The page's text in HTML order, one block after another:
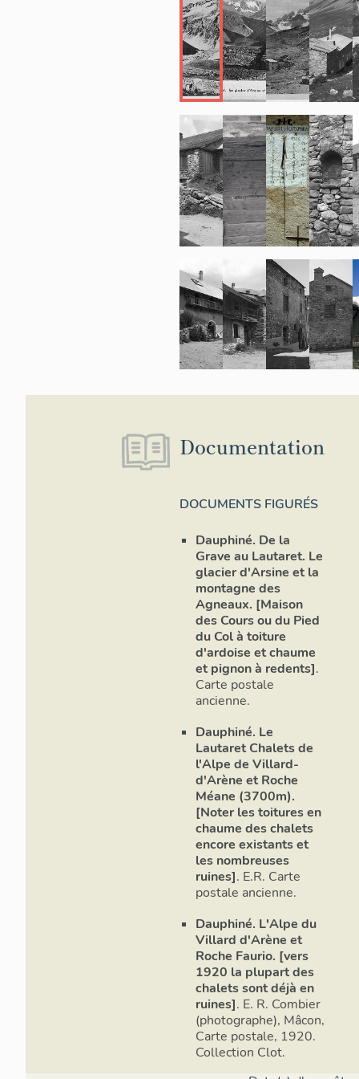
voûtements
les piliers
deuxième
des
Empire
ont des
l'autre côté
Au Villar-
fréquentes
ménagères"
maison,
notices
).
Les
d'autres
début du
refaites en
se
Durance.
sur les
Situation
confluence
Les
Le Pied du
au
d'Arène
lesquels on
pastoraux
Files de
façades
Quelques
Une
de boisson.
Maisons à
commune
Documentation
DOCUMENTS FIGURÉS
Dauphiné. De la
Grave au Lautaret. Le
glacier d'Arsine et la
montagne des
Agneaux. [Maison
des Cours ou du Pied
du Col à toiture
d'ardoise et chaume
et pignon à redents].
Carte postale
ancienne.
Dauphiné. Le
Lautaret Chalets de
l'Alpe de Villard-
d'Arène et Roche
Méane (3700m).
[Noter les toitures en
chaume des chalets
encore existants et
les nombreuses
ruines]. E.R. Carte
postale ancienne.
Dauphiné. L'Alpe du
Villard d'Arène et
Roche Faurio. [vers
1920 la plupart des
chalets sont déjà en
ruines]. E. R. Combier
(photographe), Mâcon,
Carte postale, 1920.
Collection Clot.